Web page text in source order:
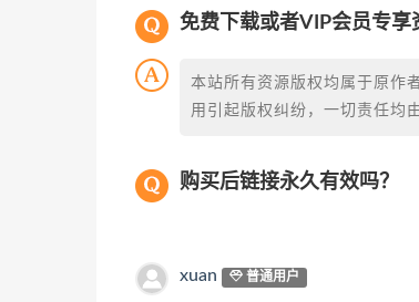
免费下载或者VIP会员专享
本站所有资源版权均属于原作
用引起版权纠纷，一切责任均
购买后链接永久有效吗？
xuan 普通用户